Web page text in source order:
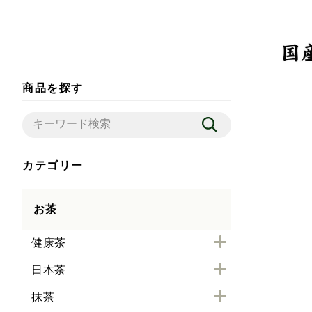
商品を探す
カテゴリー
お茶
健康茶
日本茶
抹茶